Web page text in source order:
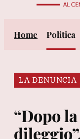
Home Politica
LA DENUNCIA
“Dopo